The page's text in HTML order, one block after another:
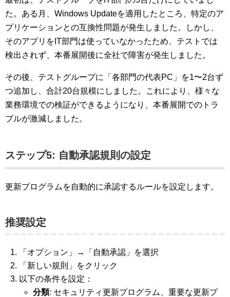
た。ある月、Windows Updateを適用したところ、特定のア
プリケーションとの互換性問題が発生しました。しかし、
そのアプリをIT部門は使っていなかったため、テストでは
検出されず、本番展開後に全社で障害が発生しました。
その後、テストグループに「各部門の代表PC」を1〜2台ず
つ追加し、合計20台規模にしました。これにより、様々な
業務環境での検証ができるようになり、本番展開でのトラ
ブルが激減しました。
ステップ5: 自動承認規則の設定
更新プログラムを自動的に承認するルールを設定します。
推奨設定
「オプション」→「自動承認」を選択
「新しい規則」をクリック
以下の条件を設定：
分類: セキュリティ更新プログラム、重要な更新プ